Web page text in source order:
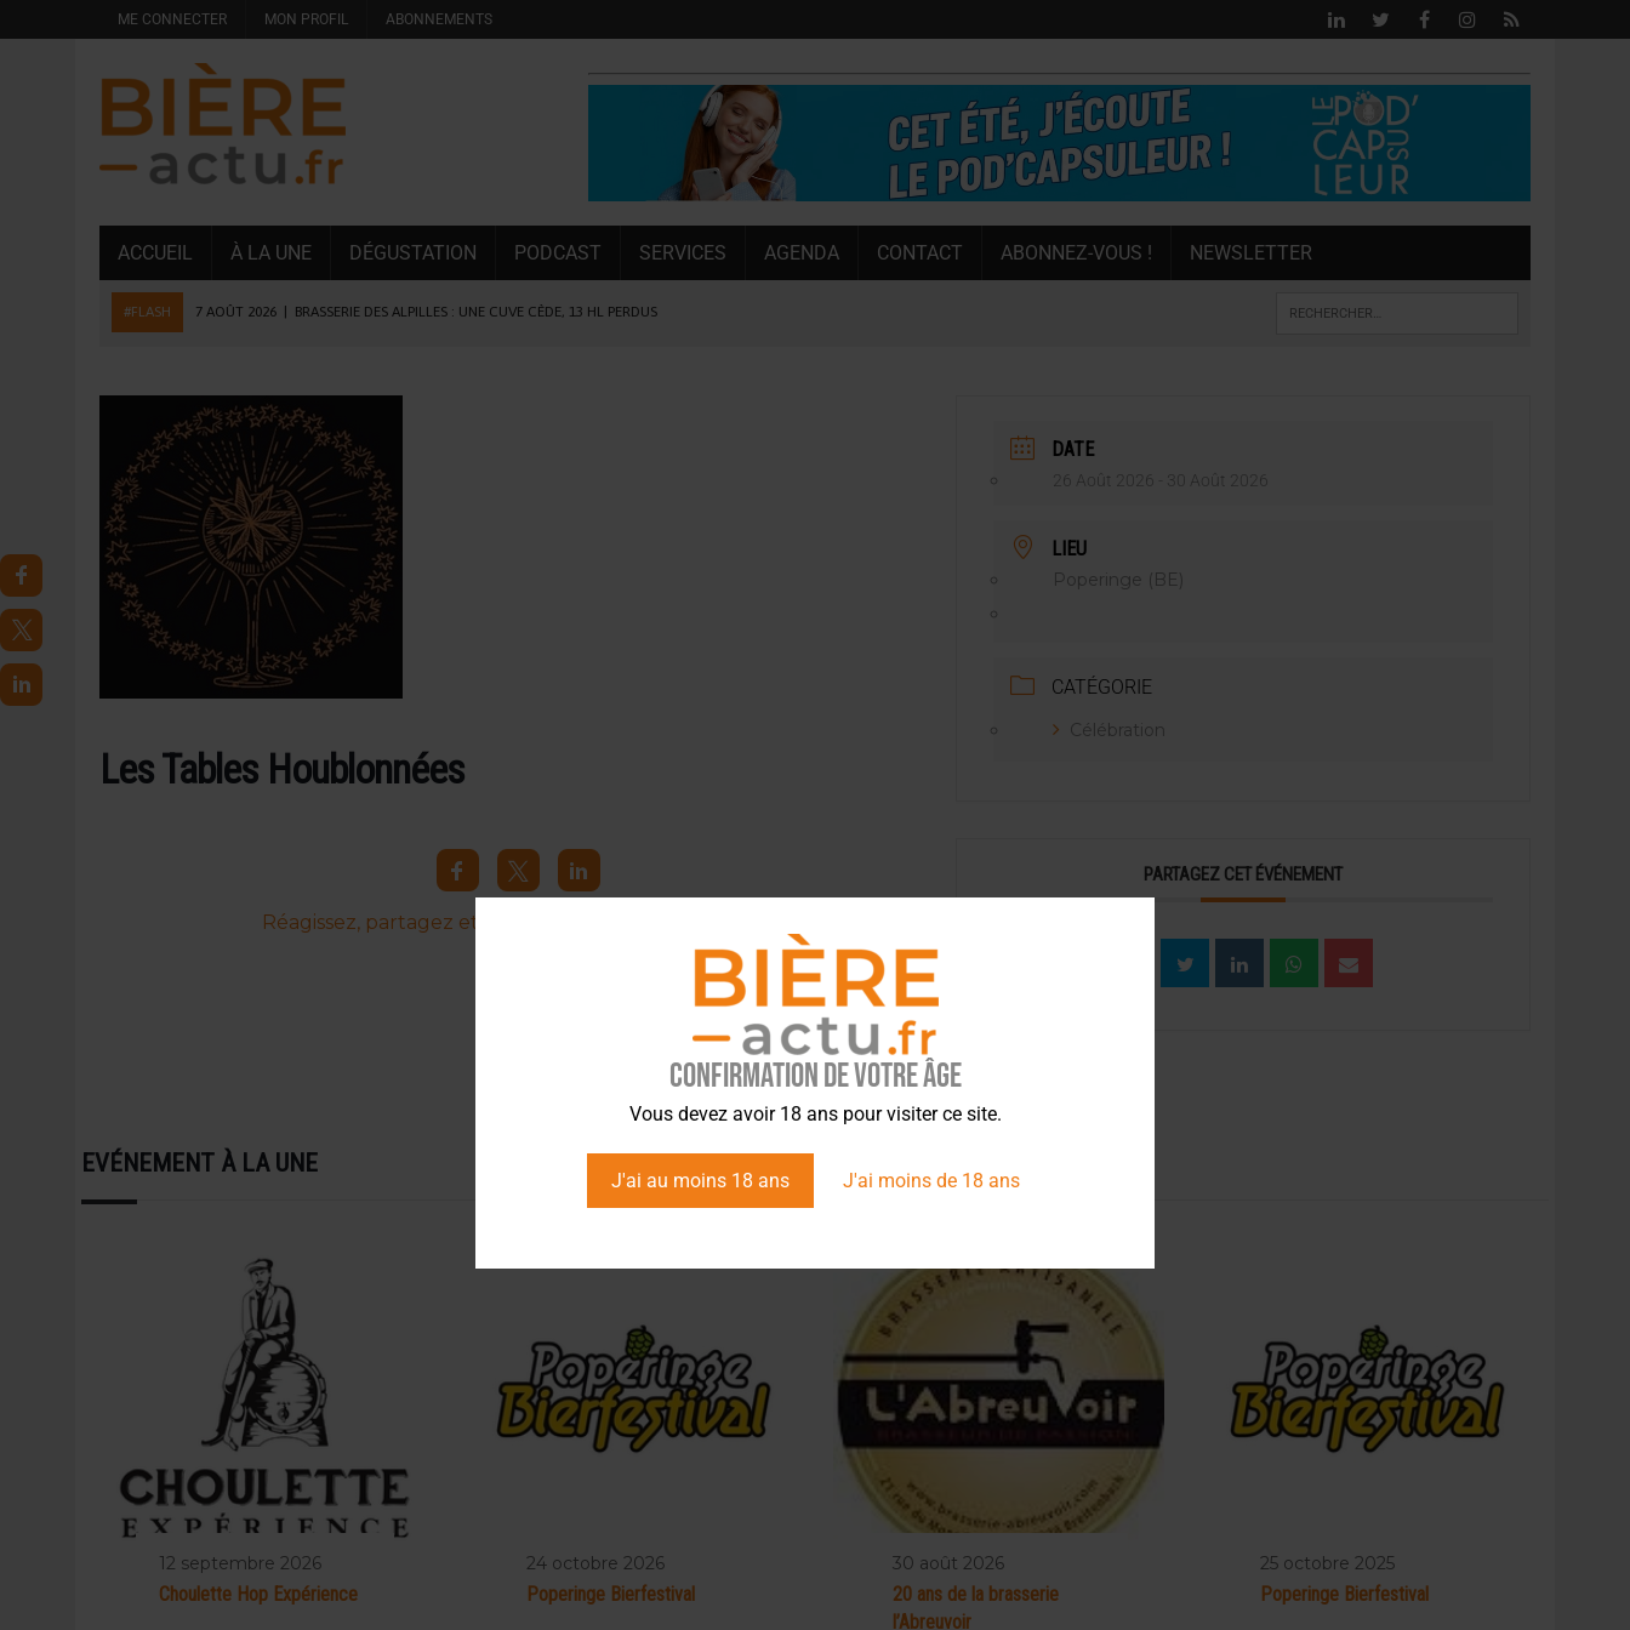
Confirmation de votre âge
Vous devez avoir 18 ans pour visiter ce site.
J'ai au moins 18 ans J'ai moins de 18 ans
ME CONNECTER MON PROFIL ABONNEMENTS
ACCUEIL À LA UNE DÉGUSTATION PODCAST SERVICES AGENDA CONTACT ABONNEZ-VOUS ! NEWSLETTER
#FLASH 7 AOÛT 2026 BRASSERIE DES ALPILLES : UNE CUVE CÈDE, 13 HL PERDUS
6 AOÛT 2026 | SAVERNE : LA FÊTE DE LA BIÈRE SOUFFLE SA 15E BOUGIE
5 AOÛT 2026 | HEINEKEN A SUPPRIMÉ 3 000 POSTES AU PREMIER SEMESTRE
5 AOÛT 2026 | ISÈRE : LA BRASSERIE DU DAUPHINÉ AUGMENTE SA CAPACITÉ DE 50 %
4 AOÛT 2026 | DESPERADOS AVENIDA : 3 INNOVATIONS LATINES DE L’ÉTÉ
4 AOÛT 2026 | LA GÉNÉRATION Z ET LA MODÉRATION RÉINVENTENT LE MARCHÉ [ÉTUDE]
7 AOÛT 2026 | LES EXPORTATIONS DE L’UE CHUTENT DE 11 % EN 2025
Les Tables Houblonnées
Réagissez, partagez et commentez l’info brassicole.
DATE
26 Août 2026 - 30 Août 2026
LIEU
Poperinge (BE)
CATÉGORIE
Célébration
PARTAGEZ CET ÉVÉNEMENT
EVÉNEMENT À LA UNE
12 septembre 2026
Choulette Hop Expérience
24 octobre 2026
Poperinge Bierfestival
30 août 2026
20 ans de la brasserie
l’Abreuvoir
25 octobre 2025
Poperinge Bierfestival